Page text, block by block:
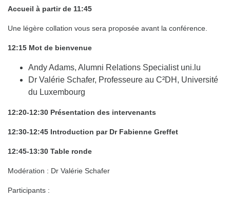
Accueil à partir de 11:45
Une légère collation vous sera proposée avant la conférence.
12:15 Mot de bienvenue
Andy Adams, Alumni Relations Specialist uni.lu
Dr Valérie Schafer, Professeure au C²DH, Université
du Luxembourg
12:20-12:30 Présentation des intervenants
12:30-12:45 Introduction par Dr Fabienne Greffet
12:45-13:30 Table ronde
Modération : Dr Valérie Schafer
Participants :